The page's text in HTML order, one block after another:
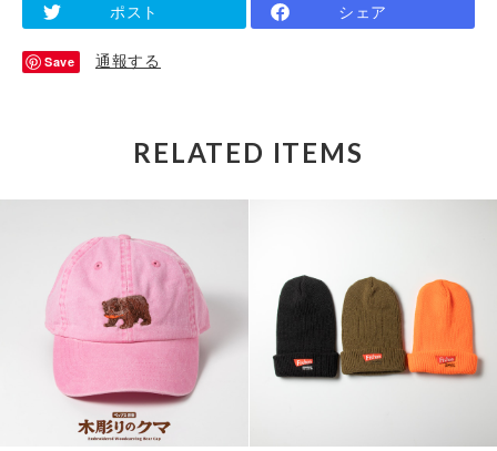
ポスト シェア
Save 通報する
RELATED ITEMS